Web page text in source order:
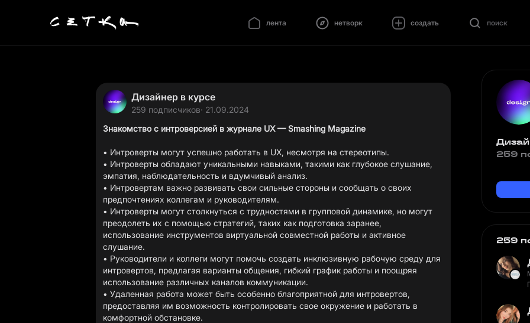
лента нетворк создать поиск
Дизайнер в курсе
259 подписчиков· 21.09.2024
Знакомство с интроверсией в журнале UX — Smashing Magazine
• Интроверты могут успешно работать в UX, несмотря на стереотипы.
• Интроверты обладают уникальными навыками, такими как глубокое слушание,
эмпатия, наблюдательность и вдумчивый анализ.
• Интровертам важно развивать свои сильные стороны и сообщать о своих
предпочтениях коллегам и руководителям.
• Интроверты могут столкнуться с трудностями в групповой динамике, но могут
преодолеть их с помощью стратегий, таких как подготовка заранее,
использование инструментов виртуальной совместной работы и активное
слушание.
• Руководители и коллеги могут помочь создать инклюзивную рабочую среду для
интровертов, предлагая варианты общения, гибкий график работы и поощряя
использование различных каналов коммуникации.
• Удаленная работа может быть особенно благоприятной для интровертов,
предоставляя им возможность контролировать свое окружение и работать в
комфортной обстановке.
259
259